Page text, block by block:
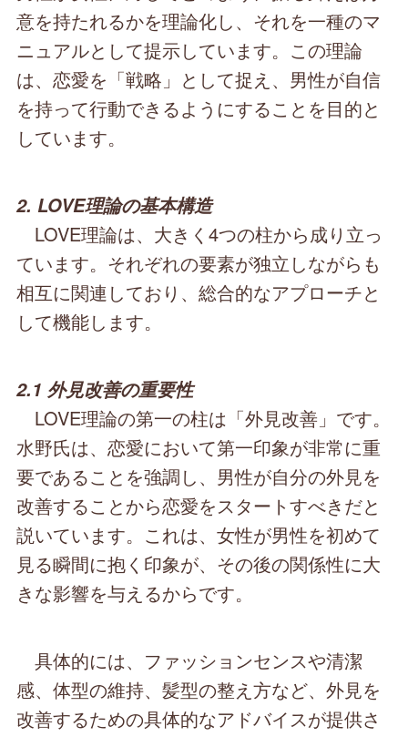
意を持たれるかを理論化し、それを一種のマ
ニュアルとして提示しています。この理論
は、恋愛を「戦略」として捉え、男性が自信
を持って行動できるようにすることを目的と
しています。
2. LOVE理論の基本構造
LOVE理論は、大きく4つの柱から成り立っ
ています。それぞれの要素が独立しながらも
相互に関連しており、総合的なアプローチと
して機能します。
2.1 外見改善の重要性
LOVE理論の第一の柱は「外見改善」です。
水野氏は、恋愛において第一印象が非常に重
要であることを強調し、男性が自分の外見を
改善することから恋愛をスタートすべきだと
説いています。これは、女性が男性を初めて
見る瞬間に抱く印象が、その後の関係性に大
きな影響を与えるからです。
具体的には、ファッションセンスや清潔
感、体型の維持、髪型の整え方など、外見を
改善するための具体的なアドバイスが提供さ